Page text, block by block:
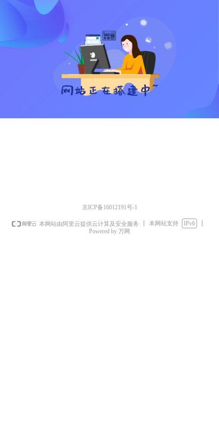
京ICP备16012191号-1
本网站由阿里云提供云计算及安全服务 本网站支持
IPv6
Powered by 万网